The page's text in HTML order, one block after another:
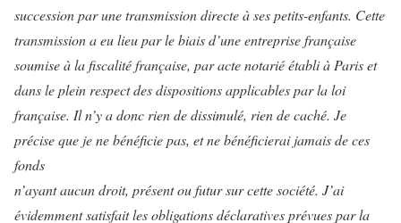
succession par une transmission directe à ses petits-enfants. Cette
transmission a eu lieu par le biais d’une entreprise française
soumise à la fiscalité française, par acte notarié établi à Paris et
dans le plein respect des dispositions applicables par la loi
française. Il n’y a donc rien de dissimulé, rien de caché. Je
précise que je ne bénéficie pas, et ne bénéficierai jamais de ces
fonds
n’ayant aucun droit, présent ou futur sur cette société. J’ai
évidemment satisfait les obligations déclaratives prévues par la